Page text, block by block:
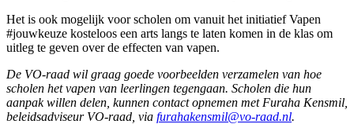
Het is ook mogelijk voor scholen om vanuit het initiatief Vapen
#jouwkeuze kosteloos een arts langs te laten komen in de klas om
uitleg te geven over de effecten van vapen.
De VO-raad wil graag goede voorbeelden verzamelen van hoe
scholen het vapen van leerlingen tegengaan. Scholen die hun
aanpak willen delen, kunnen contact opnemen met Furaha Kensmil,
beleidsadviseur VO-raad, via furahakensmil@vo-raad.nl.